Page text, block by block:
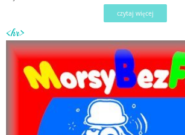
czytaj więcej
<hr>